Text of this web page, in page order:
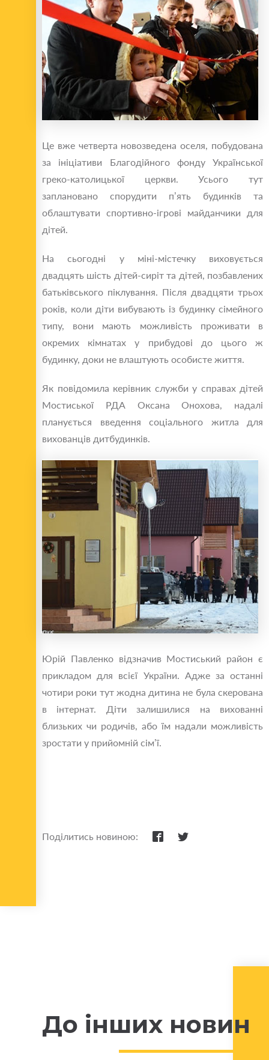
Це вже четверта новозведена оселя, побудована
за ініціативи Благодійного фонду Української
греко-католицької церкви. Усього тут
заплановано спорудити п’ять будинків та
облаштувати спортивно-ігрові майданчики для
дітей.
На сьогодні у міні-містечку виховується
двадцять шість дітей-сиріт та дітей, позбавлених
батьківського піклування. Після двадцяти трьох
років, коли діти вибувають із будинку сімейного
типу, вони мають можливість проживати в
окремих кімнатах у прибудові до цього ж
будинку, доки не влаштують особисте життя.
Як повідомила керівник служби у справах дітей
Мостиської РДА Оксана Онохова, надалі
планується введення соціального житла для
вихованців дитбудинків.
Юрій Павленко відзначив Мостиський район є
прикладом для всієї України. Адже за останні
чотири роки тут жодна дитина не була скерована
в інтернат. Діти залишилися на вихованні
близьких чи родичів, або їм надали можливість
зростати у прийомній сім’ї.
Поділитись новиною:
До інших новин